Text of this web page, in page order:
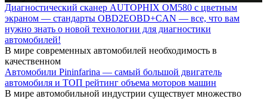
Диагностический сканер AUTOPHIX OM580 с цветным
экраном — стандарты OBD2EOBD+CAN — все, что вам
нужно знать о новой технологии для диагностики
автомобилей!
В мире современных автомобилей необходимость в
качественном
Автомобили Pininfarina — самый большой двигатель
автомобиля и ТОП рейтинг объема моторов машин
В мире автомобильной индустрии существует множество